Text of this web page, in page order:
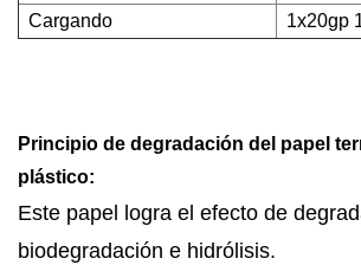
Cargando
1x20gp
Principio de degradación del papel
plástico:
Este papel logra el efecto de
biodegradación e hidrólisis.